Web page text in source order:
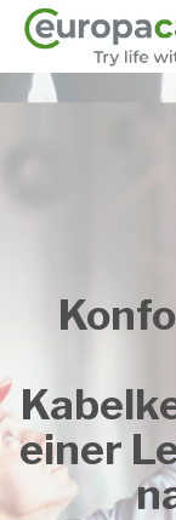
Direkt
zum
einer